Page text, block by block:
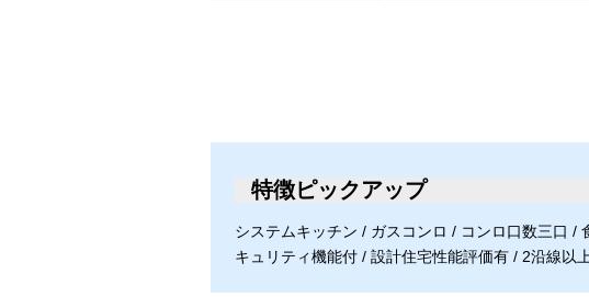
特徴ピックアップ
システムキッチン / ガスコンロ / コンロ口数三口 /
キュリティ機能付 / 設計住宅性能評価有 / 2沿線以